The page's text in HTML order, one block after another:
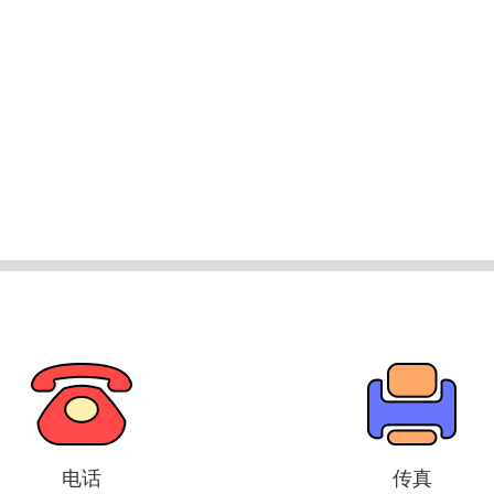
电话 传真